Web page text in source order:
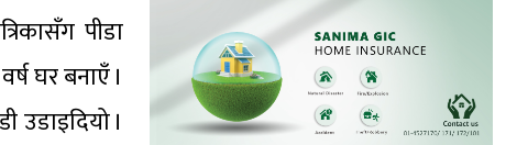
पीडा
घर बनाएँ ।
।